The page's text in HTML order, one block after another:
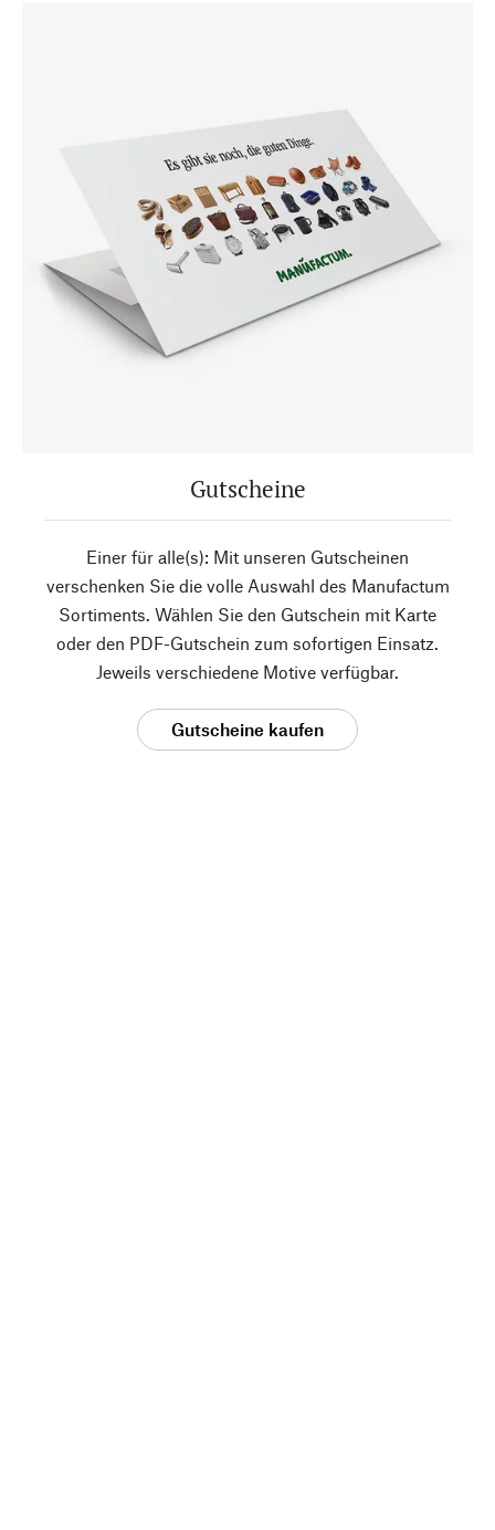
Gutscheine
Einer für alle(s): Mit unseren Gutscheinen
verschenken Sie die volle Auswahl des Manufactum
Sortiments. Wählen Sie den Gutschein mit Karte
oder den PDF-Gutschein zum sofortigen Einsatz.
Jeweils verschiedene Motive verfügbar.
Gutscheine kaufen